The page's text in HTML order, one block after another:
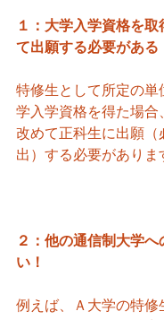
１：大学入学資格を
て出願する必要がある
特修生として所定の単
学入学資格を得た場合
改めて正科生に出願（
出）する必要がありま
２：他の通信制大学
い！
例えば、Ａ大学の特修